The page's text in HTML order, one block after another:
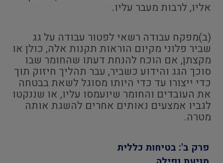
אליו, לרבות מעבר עליו.
(ב)מפקח עבודה רשאי לפטור עבודה על גג
שביר פלוני מקיום הוראות תקנות אלה, כולן או
מקצתן, אם הוכח להנחת דעתו שהחומר שבו
סוכך הגג והידוע כשביר, עבר תהליך חיזוק תוך
כדי ייצורו עד כדי היותו מסוגל לשאת בבטחה
את העובדים והחומר שיועמסו עליו, או שננקטו
לגביו אמצעים נאותים אחרים להשגת אותה
מטרה.
פרק ב': בטיחות כללית